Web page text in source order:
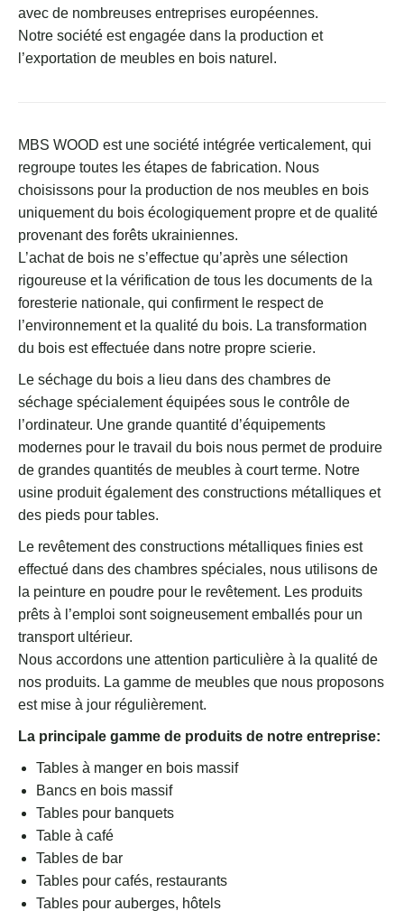
avec de nombreuses entreprises européennes.
Notre société est engagée dans la production et
l’exportation de meubles en bois naturel.
MBS WOOD est une société intégrée verticalement, qui
regroupe toutes les étapes de fabrication. Nous
choisissons pour la production de nos meubles en bois
uniquement du bois écologiquement propre et de qualité
provenant des forêts ukrainiennes.
L’achat de bois ne s’effectue qu’après une sélection
rigoureuse et la vérification de tous les documents de la
foresterie nationale, qui confirment le respect de
l’environnement et la qualité du bois. La transformation
du bois est effectuée dans notre propre scierie.
Le séchage du bois a lieu dans des chambres de
séchage spécialement équipées sous le contrôle de
l’ordinateur. Une grande quantité d’équipements
modernes pour le travail du bois nous permet de produire
de grandes quantités de meubles à court terme. Notre
usine produit également des constructions métalliques et
des pieds pour tables.
Le revêtement des constructions métalliques finies est
effectué dans des chambres spéciales, nous utilisons de
la peinture en poudre pour le revêtement. Les produits
prêts à l’emploi sont soigneusement emballés pour un
transport ultérieur.
Nous accordons une attention particulière à la qualité de
nos produits. La gamme de meubles que nous proposons
est mise à jour régulièrement.
La principale gamme de produits de notre entreprise:
Tables à manger en bois massif
Bancs en bois massif
Tables pour banquets
Table à café
Tables de bar
Tables pour cafés, restaurants
Tables pour auberges, hôtels